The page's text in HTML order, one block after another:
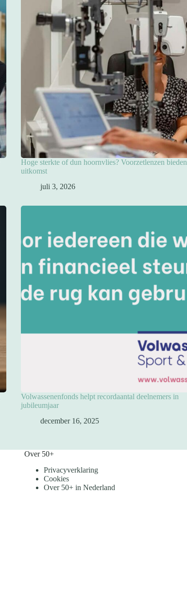
Hoge sterkte of dun hoornvlies? Voorzetlenzen bieden
uitkomst
juli 3, 2026
Volwassenenfonds helpt recordaantal deelnemers in
jubileumjaar
december 16, 2025
Over 50+
Privacyverklaring
Cookies
Over 50+ in Nederland